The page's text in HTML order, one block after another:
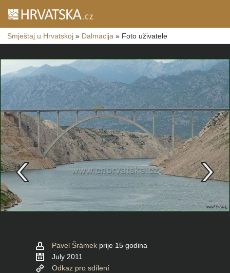
Smještaj u Hrvatskoj » Dalmacija » Foto uživatele
Pavel Šrámek prije 15 godina
July 2011
Odkaz pro sdílení